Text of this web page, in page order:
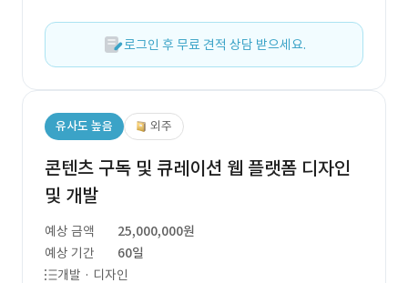
로그인 후 무료 견적 상담 받으세요.
유사도 높음 외주
콘텐츠 구독 및 큐레이션 웹 플랫폼 디자인
및 개발
예상 금액
25,000,000원
예상 기간
60일
개발 · 디자인